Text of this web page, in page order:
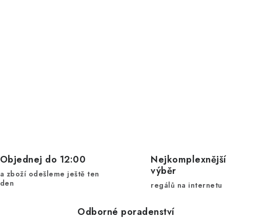
Objednej do 12:00
a zboží odešleme ještě ten
den
Nejkomplexnější
výběr
regálů na internetu
Odborné poradenství